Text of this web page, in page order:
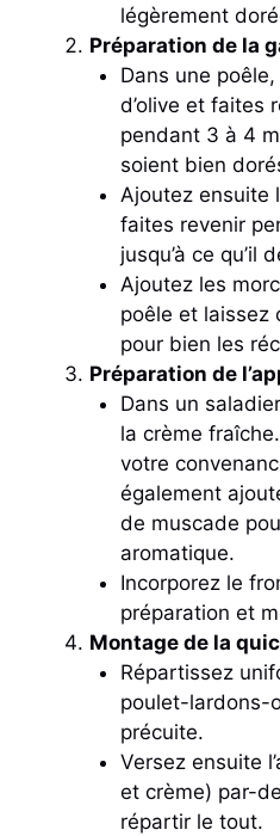
légèrement
Préparation de la
Dans une
d’olive et faites
pendant 3 à 4
soient bien
Ajoutez ensuite
faites revenir
jusqu’à ce qu’il
Ajoutez les
poêle et laissez
pour bien les
Préparation de
Dans un
la crème
votre
également
de muscade
aromatique.
Incorporez le
préparation et
Montage de la
Répartissez
poulet-lardons-
précuite.
Versez ensuite
et crème) par-
répartir le tout.